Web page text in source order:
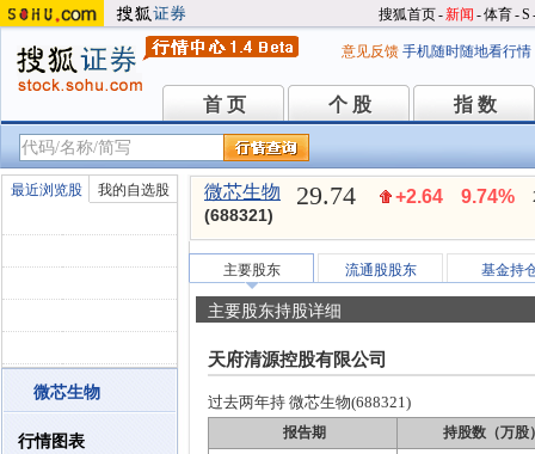
搜狐首页-新闻 -体育-S
意见反馈 手机随时随地看行情
首 页
首 页 个 股
个 股 指 数
指 数
最近浏览股 我的自选股
微芯生物
行情图表
微芯生物
(688321)
29.74 +2.64 9.74%
主要股东 流通股股东 基金持
主要股东持股详细
天府清源控股有限公司
过去两年持 微芯生物(688321)
报告期
持股数（万股